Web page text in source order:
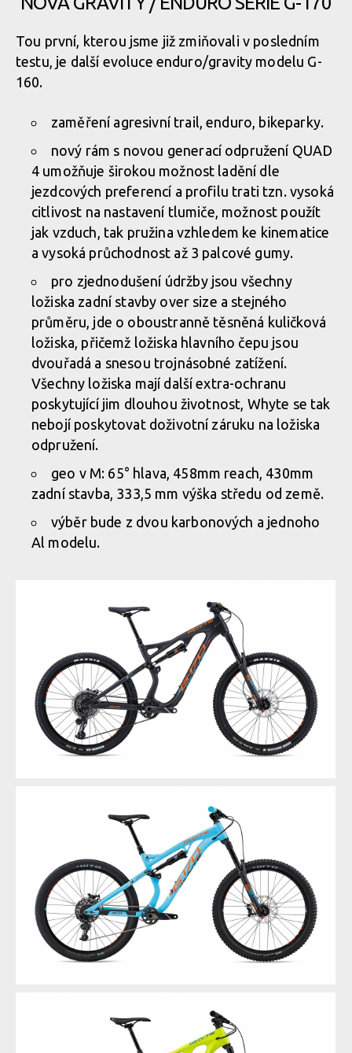
Tou první, kterou jsme již zmiňovali v posledním
testu, je další evoluce enduro/gravity modelu G-
160.
zaměření agresivní trail, enduro, bikeparky.
nový rám s novou generací odpružení QUAD
4 umožňuje širokou možnost ladění dle
jezdcových preferencí a profilu trati tzn. vysoká
citlivost na nastavení tlumiče, možnost použít
jak vzduch, tak pružina vzhledem ke kinematice
a vysoká průchodnost až 3 palcové gumy.
pro zjednodušení údržby jsou všechny
ložiska zadní stavby over size a stejného
průměru, jde o oboustranně těsněná kuličková
ložiska, přičemž ložiska hlavního čepu jsou
dvouřadá a snesou trojnásobné zatížení.
Všechny ložiska mají další extra-ochranu
poskytující jim dlouhou životnost, Whyte se tak
nebojí poskytovat doživotní záruku na ložiska
odpružení.
geo v M: 65° hlava, 458mm reach, 430mm
zadní stavba, 333,5 mm výška středu od země.
výběr bude z dvou karbonových a jednoho
Al modelu.